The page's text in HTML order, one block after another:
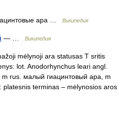
ара … Википедия
— … Википедия
mėlynoji ara statusas T sritis
lot. Anodorhynchus leari angl.
rus. малый гиацинтовый ара, m
platesnis terminas – mėlynosios aros